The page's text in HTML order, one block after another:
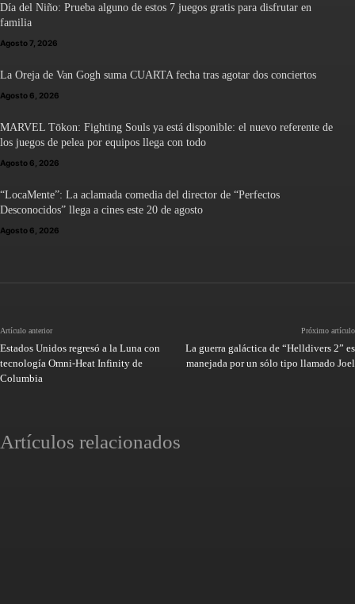
Día del Niño: Prueba alguno de estos 7 juegos gratis para disfrutar en
familia
Agosto 7, 2026
La Oreja de Van Gogh suma CUARTA fecha tras agotar dos conciertos
Agosto 6, 2026
MARVEL Tōkon: Fighting Souls ya está disponible: el nuevo referente de
los juegos de pelea por equipos llega con todo
Agosto 6, 2026
“LocaMente”: La aclamada comedia del director de “Perfectos
Desconocidos” llega a cines este 20 de agosto
Agosto 6, 2026
Artículo anterior
Estados Unidos regresó a la Luna con
tecnología Omni-Heat Infinity de
Columbia
Próximo artículo
La guerra galáctica de “Helldivers 2” es
manejada por un sólo tipo llamado Joel
Artículos relacionados